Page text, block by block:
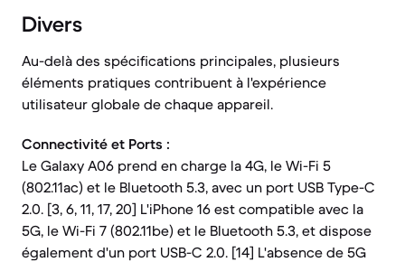
Divers
Au-delà des spécifications principales, plusieurs
éléments pratiques contribuent à l'expérience
utilisateur globale de chaque appareil.
Connectivité et Ports :
Le Galaxy A06 prend en charge la 4G, le Wi-Fi 5
(802.11ac) et le Bluetooth 5.3, avec un port USB Type-C
2.0. [3, 6, 11, 17, 20] L'iPhone 16 est compatible avec la
5G, le Wi-Fi 7 (802.11be) et le Bluetooth 5.3, et dispose
également d'un port USB-C 2.0. [14] L'absence de 5G